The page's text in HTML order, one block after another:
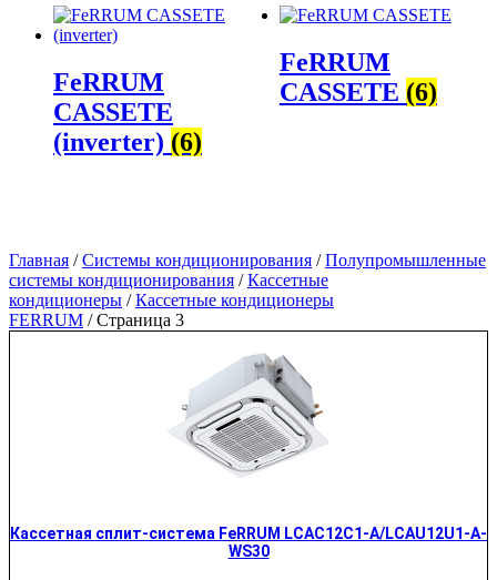
FeRRUM
CASSETE
(inverter) (6)
FeRRUM
CASSETE (6)
Главная /Системы кондиционирования /Полупромышленные
системы кондиционирования /Кассетные
кондиционеры /Кассетные кондиционеры
FERRUM / Страница 3
Кассетная сплит-система FeRRUM LCAC12C1-A/LCAU12U1-A-
WS30